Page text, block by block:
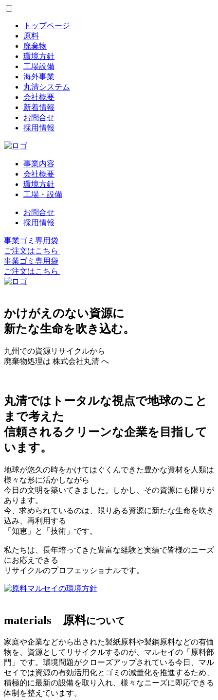
トップページ
原料
廃棄物
環境方針
工場設備
海外事業
丸清システム
会社概要
新着情報
お問合せ
採用情報
事業内容
会社概要
環境方針
工場・設備
お問合せ
採用情報
事業ゴミ専用袋
ご注文はこちら
事業ゴミ専用袋
ご注文はこちら
かけがえのない資源に
新たな生命を吹き込む。
九州での資源リサイクルから
廃棄物処理は 株式会社丸清 へ
丸清ではトータルな視点で地球のこと
まで考えた
信頼されるクリーンな企業を目指して
います。
地球が悠久の時をかけてはぐくんできた豊かな資材を人類は
様々な形に活かしながら
今日の文明を築いてきました。しかし、その資源にも限りが
あります。
今、求められているのは、限りある資源に新たな生命を吹き
込み、再利用する
「知恵」と「技術」です。
私たちは、長年培ってきた豊富な経験と実績で皆様のニーズ
にお応えできる
リサイクルのプロフェッショナルです。
マルセイの環境方針
materials 原料について
家庭や企業などから出された製紙原料や製鋼原料などの有価
物を、資源としてリサイクルするのが、マルセイの「原料部
門」です。環境問題がクローズアップされている今日、マル
セイでは資源の有効活用化とゴミの減量化を推進するため、
積極的に最新の設備を取り入れ、様々なニーズに即応できる
体制を整えています。